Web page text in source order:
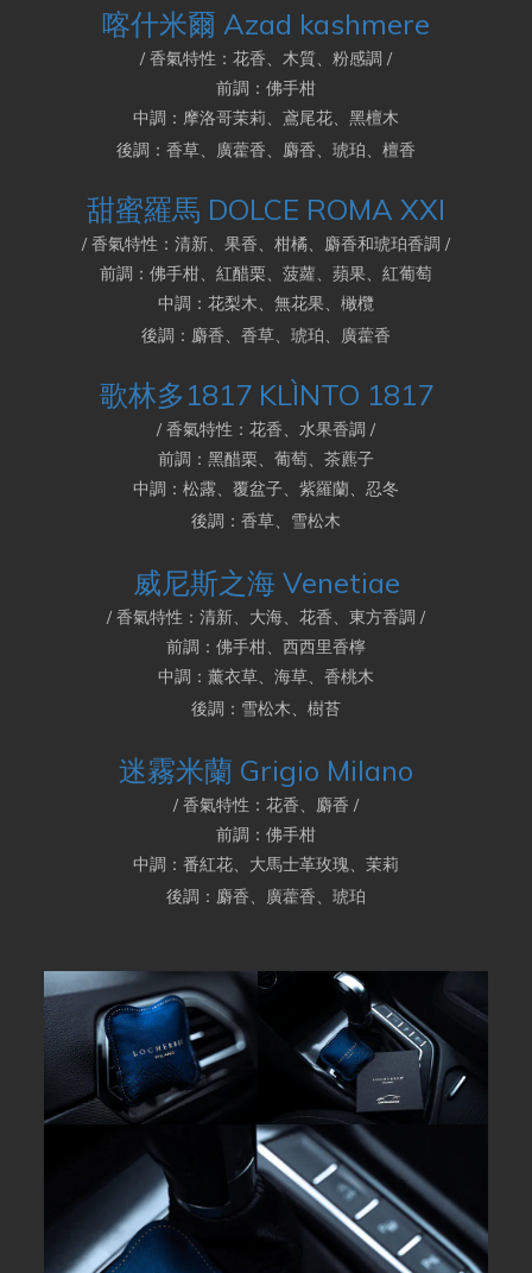
喀什米爾 Azad kashmere
/ 香氣特性：花香、木質、粉感調 /
前調：佛手柑
中調：摩洛哥茉莉、鳶尾花、黑檀木
後調：香草、廣藿香、麝香、琥珀、檀香
甜蜜羅馬 DOLCE ROMA XXI
/ 香氣特性：清新、果香、柑橘、麝香和琥珀香調 /
前調：佛手柑、紅醋栗、菠蘿、蘋果、紅葡萄
中調：花梨木、無花果、橄欖
後調：麝香、香草、琥珀、廣藿香
歌林多1817 KLÌNTO 1817
/ 香氣特性：花香、水果香調 /
前調：黑醋栗、葡萄、茶藨子
中調：松露、覆盆子、紫羅蘭、忍冬
後調：香草、雪松木
威尼斯之海 Venetiae
/ 香氣特性：清新、大海、花香、東方香調 /
前調：佛手柑、西西里香檸
中調：薰衣草、海草、香桃木
後調：雪松木、樹苔
迷霧米蘭 Grigio Milano
/ 香氣特性：花香、麝香 /
前調：佛手柑
中調：番紅花、大馬士革玫瑰、茉莉
後調：麝香、廣藿香、琥珀